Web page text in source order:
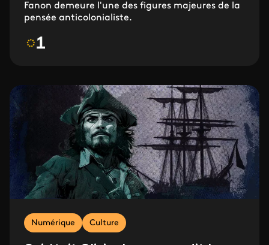
Fanon demeure l'une des figures majeures de la
pensée anticolonialiste.
Numérique Culture